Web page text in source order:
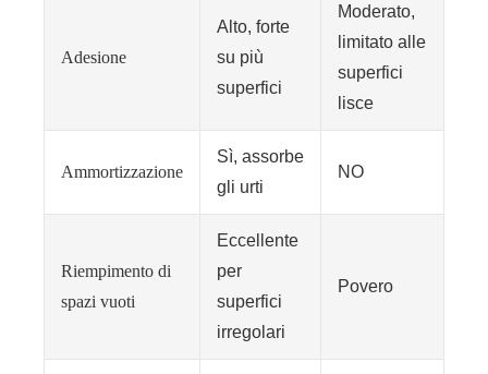
Adesione
Alto, forte
su più
superfici
Moderato,
limitato alle
superfici
lisce
Ammortizzazione
Sì, assorbe
gli urti
NO
Riempimento di
spazi vuoti
Eccellente
per
superfici
irregolari
Povero